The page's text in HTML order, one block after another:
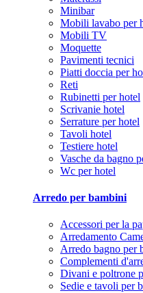
Minibar
Mobili lavabo per
Mobili TV
Moquette
Pavimenti tecnici
Piatti doccia per
Reti
Rubinetti per hotel
Scrivanie hotel
Serrature per hotel
Tavoli hotel
Testiere hotel
Vasche da bagno
Wc per hotel
Arredo per bambini
Accessori per la
Arredamento
Arredo bagno per
Complementi
Divani e poltrone
Sedie e tavoli per